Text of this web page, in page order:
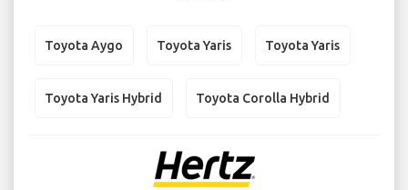
Toyota Aygo Toyota Yaris Toyota Yaris
Toyota Yaris Hybrid Toyota Corolla Hybrid